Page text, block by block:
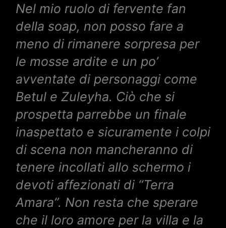
Nel mio ruolo di fervente fan
della soap, non posso fare a
meno di rimanere sorpresa per
le mosse ardite e un po’
avventate di personaggi come
Betul e Zuleyha. Ciò che si
prospetta parrebbe un finale
inaspettato e sicuramente i colpi
di scena non mancheranno di
tenere incollati allo schermo i
devoti affezionati di “Terra
Amara”. Non resta che sperare
che il loro amore per la villa e la